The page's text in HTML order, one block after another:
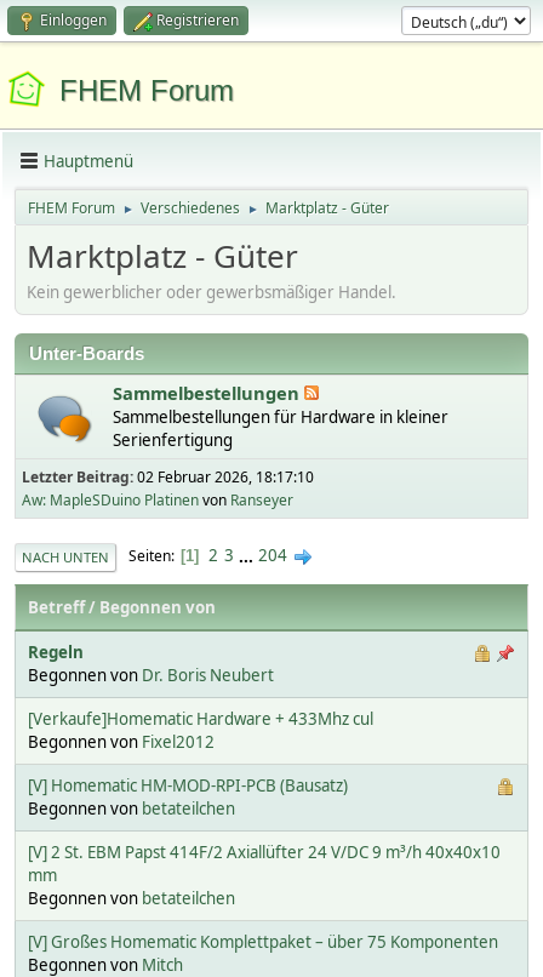
Einloggen Registrieren
FHEM Forum
Hauptmenü
FHEM Forum ► Verschiedenes ► Marktplatz - Güter
Marktplatz - Güter
Kein gewerblicher oder gewerbsmäßiger Handel.
Unter-Boards
Sammelbestellungen
Sammelbestellungen für Hardware in kleiner
Serienfertigung
Letzter Beitrag:02 Februar 2026, 18:17:10
Aw: MapleSDuino Platinenvon Ranseyer
NACH UNTEN Seiten 1 2 3 ... 204
Betreff/ Begonnen von
Regeln
Begonnen von Dr. Boris Neubert
[Verkaufe]Homematic Hardware + 433Mhz cul
Begonnen von Fixel2012
[V] Homematic HM-MOD-RPI-PCB (Bausatz)
Begonnen von betateilchen
[V] 2 St. EBM Papst 414F/2 Axiallüfter 24 V/DC 9 m³/h 40x40x10
mm
Begonnen von betateilchen
[V] Großes Homematic Komplettpaket – über 75 Komponenten
Begonnen von Mitch